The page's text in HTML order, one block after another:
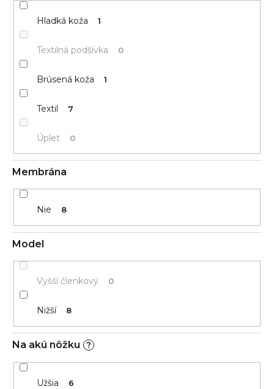
Hladká koža 1
Textilná podšívka 0
Brúsená koža 1
Textil 7
Úplet 0
Membrána
Nie 8
Model
Vyšší členkový 0
Nižší 8
Na akú nôžku ?
Užšia 6